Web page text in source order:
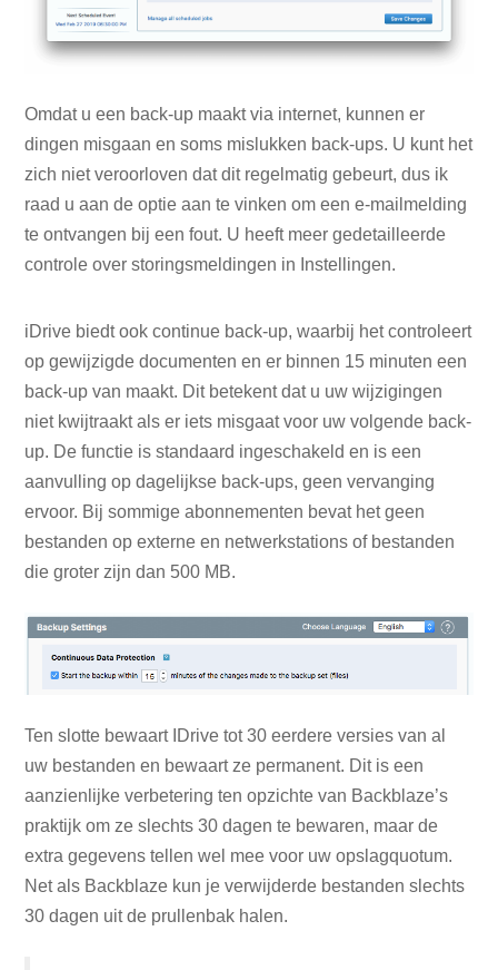
Omdat u een back-up maakt via internet, kunnen er
dingen misgaan en soms mislukken back-ups. U kunt het
zich niet veroorloven dat dit regelmatig gebeurt, dus ik
raad u aan de optie aan te vinken om een ​​e-mailmelding
te ontvangen bij een fout. U heeft meer gedetailleerde
controle over storingsmeldingen in Instellingen.
iDrive biedt ook continue back-up, waarbij het controleert
op gewijzigde documenten en er binnen 15 minuten een
back-up van maakt. Dit betekent dat u uw wijzigingen
niet kwijtraakt als er iets misgaat voor uw volgende back-
up. De functie is standaard ingeschakeld en is een
aanvulling op dagelijkse back-ups, geen vervanging
ervoor. Bij sommige abonnementen bevat het geen
bestanden op externe en netwerkstations of bestanden
die groter zijn dan 500 MB.
Ten slotte bewaart IDrive tot 30 eerdere versies van al
uw bestanden en bewaart ze permanent. Dit is een
aanzienlijke verbetering ten opzichte van Backblaze’s
praktijk om ze slechts 30 dagen te bewaren, maar de
extra gegevens tellen wel mee voor uw opslagquotum.
Net als Backblaze kun je verwijderde bestanden slechts
30 dagen uit de prullenbak halen.